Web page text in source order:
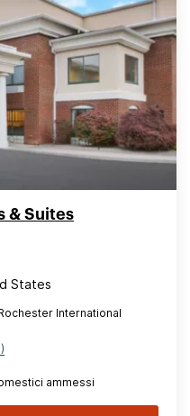
& Suites
States
International
ammessi